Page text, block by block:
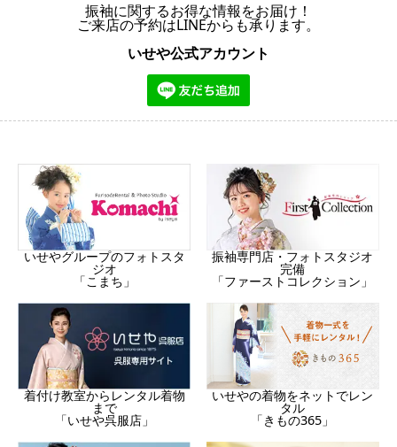
振袖に関するお得な情報をお届け！
ご来店の予約はLINEからも承ります。
いせや公式アカウント
いせやグループのフォトスタ
ジオ
「こまち」
振袖専門店・フォトスタジオ
完備
「ファーストコレクション」
着付け教室からレンタル着物
まで
「いせや呉服店」
いせやの着物をネットでレン
タル
「きもの365」